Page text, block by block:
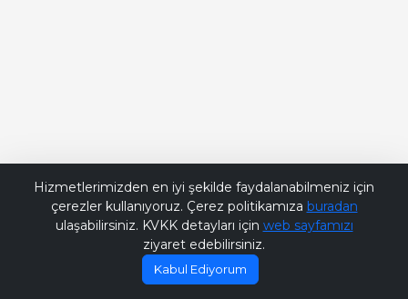
Hizmetlerimizden en iyi şekilde faydalanabilmeniz için
çerezler kullanıyoruz. Çerez politikamıza buradan
ulaşabilirsiniz. KVKK detayları için web sayfamızı
ziyaret edebilirsiniz.
Kabul Ediyorum
Bana Soru Sor | Ask Me